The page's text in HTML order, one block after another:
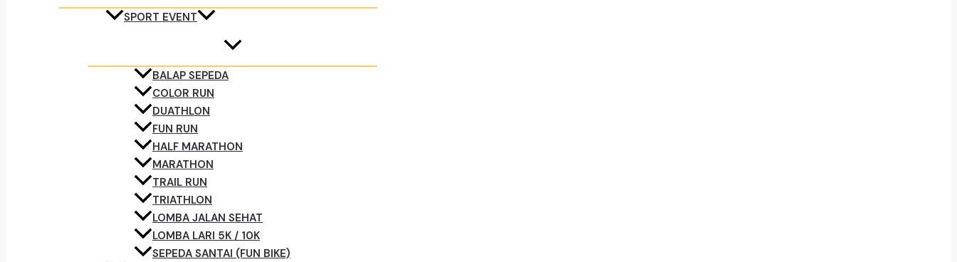
SPORT EVENT
BALAP SEPEDA
COLOR RUN
DUATHLON
FUN RUN
HALF MARATHON
MARATHON
TRAIL RUN
TRIATHLON
LOMBA JALAN SEHAT
LOMBA LARI 5K / 10K
SEPEDA SANTAI (FUN BIKE)